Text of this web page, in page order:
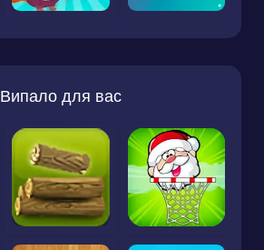
Випало для вас